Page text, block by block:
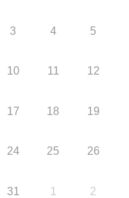
3 4 5
10 11 12
17 18 19
24 25 26
31 1 2